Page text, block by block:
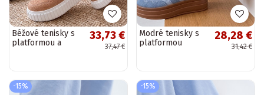
Béžové tenisky s
platformou a
33,73 €
37,47 €
Modré tenisky s
platformou
28,28 €
31,42 €
-15% -15%